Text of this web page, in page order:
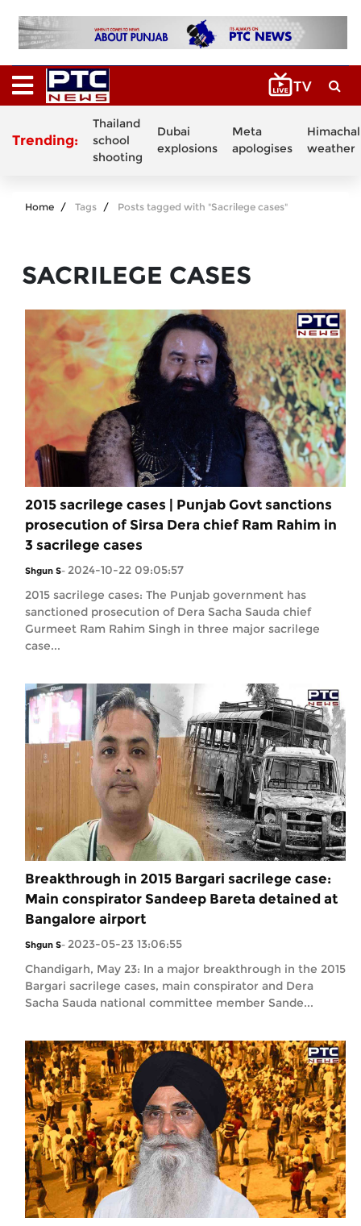
Trending:
Thailand
school
shooting
Dubai
explosions
Meta
apologises
Himachal
weather
Home Tags Posts tagged with "Sacrilege cases"
SACRILEGE CASES
2015 sacrilege cases | Punjab Govt sanctions
prosecution of Sirsa Dera chief Ram Rahim in
3 sacrilege cases
Shgun S- 2024-10-22 09:05:57
2015 sacrilege cases: The Punjab government has
sanctioned prosecution of Dera Sacha Sauda chief
Gurmeet Ram Rahim Singh in three major sacrilege
case...
Breakthrough in 2015 Bargari sacrilege case:
Main conspirator Sandeep Bareta detained at
Bangalore airport
Shgun S- 2023-05-23 13:06:55
Chandigarh, May 23: In a major breakthrough in the 2015
Bargari sacrilege cases, main conspirator and Dera
Sacha Sauda national committee member Sande...